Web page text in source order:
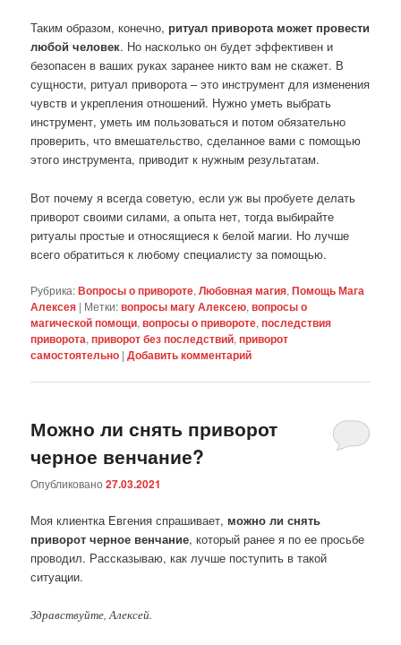
Таким образом, конечно,ритуал приворота может провести
любой человек. Но насколько он будет эффективен и
безопасен в ваших руках заранее никто вам не скажет. В
сущности, ритуал приворота – это инструмент для изменения
чувств и укрепления отношений. Нужно уметь выбрать
инструмент, уметь им пользоваться и потом обязательно
проверить, что вмешательство, сделанное вами с помощью
этого инструмента, приводит к нужным результатам.
Вот почему я всегда советую, если уж вы пробуете делать
приворот своими силами, а опыта нет, тогда выбирайте
ритуалы простые и относящиеся к белой магии. Но лучше
всего обратиться к любому специалисту за помощью.
Рубрика:Вопросы о привороте,Любовная магия,Помощь Мага
Алексея | Метки:вопросы магу Алексею,вопросы о
магической помощи,вопросы о привороте,последствия
приворота,приворот без последствий,приворот
самостоятельно |Добавить комментарий
Можно ли снять приворот
черное венчание?
Опубликовано27.03.2021
Моя клиентка Евгения спрашивает, можно ли снять
приворот черное венчание, который ранее я по ее просьбе
проводил. Рассказываю, как лучше поступить в такой
ситуации.
Здравствуйте, Алексей.